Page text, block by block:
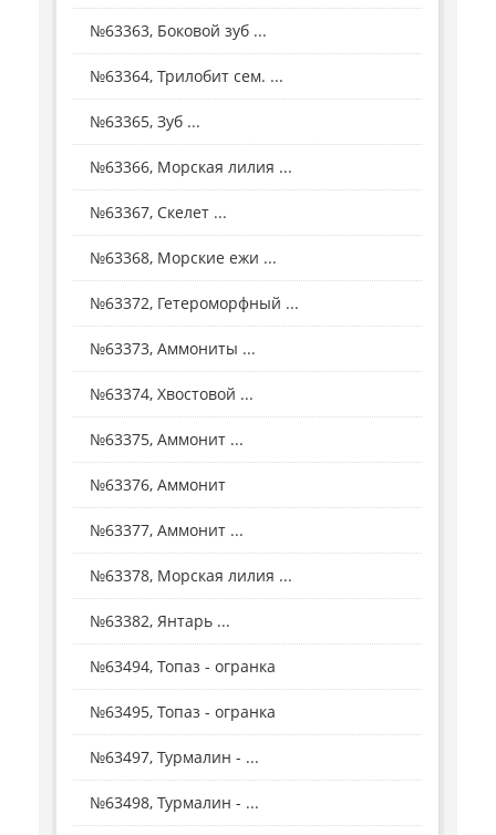
№63363, Боковой зуб ...
№63364, Трилобит сем. ...
№63365, Зуб ...
№63366, Морская лилия ...
№63367, Скелет ...
№63368, Морские ежи ...
№63372, Гетероморфный ...
№63373, Аммониты ...
№63374, Хвостовой ...
№63375, Аммонит ...
№63376, Аммонит
№63377, Аммонит ...
№63378, Морская лилия ...
№63382, Янтарь ...
№63494, Топаз - огранка
№63495, Топаз - огранка
№63497, Турмалин - ...
№63498, Турмалин - ...